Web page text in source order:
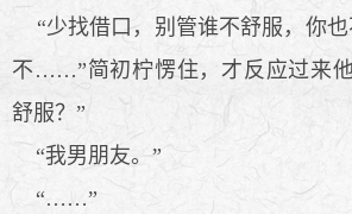
“少找借口，别管谁不舒服，你也
不……”简初柠愣住，才反应过来
舒服？”
“我男朋友。”
“……”